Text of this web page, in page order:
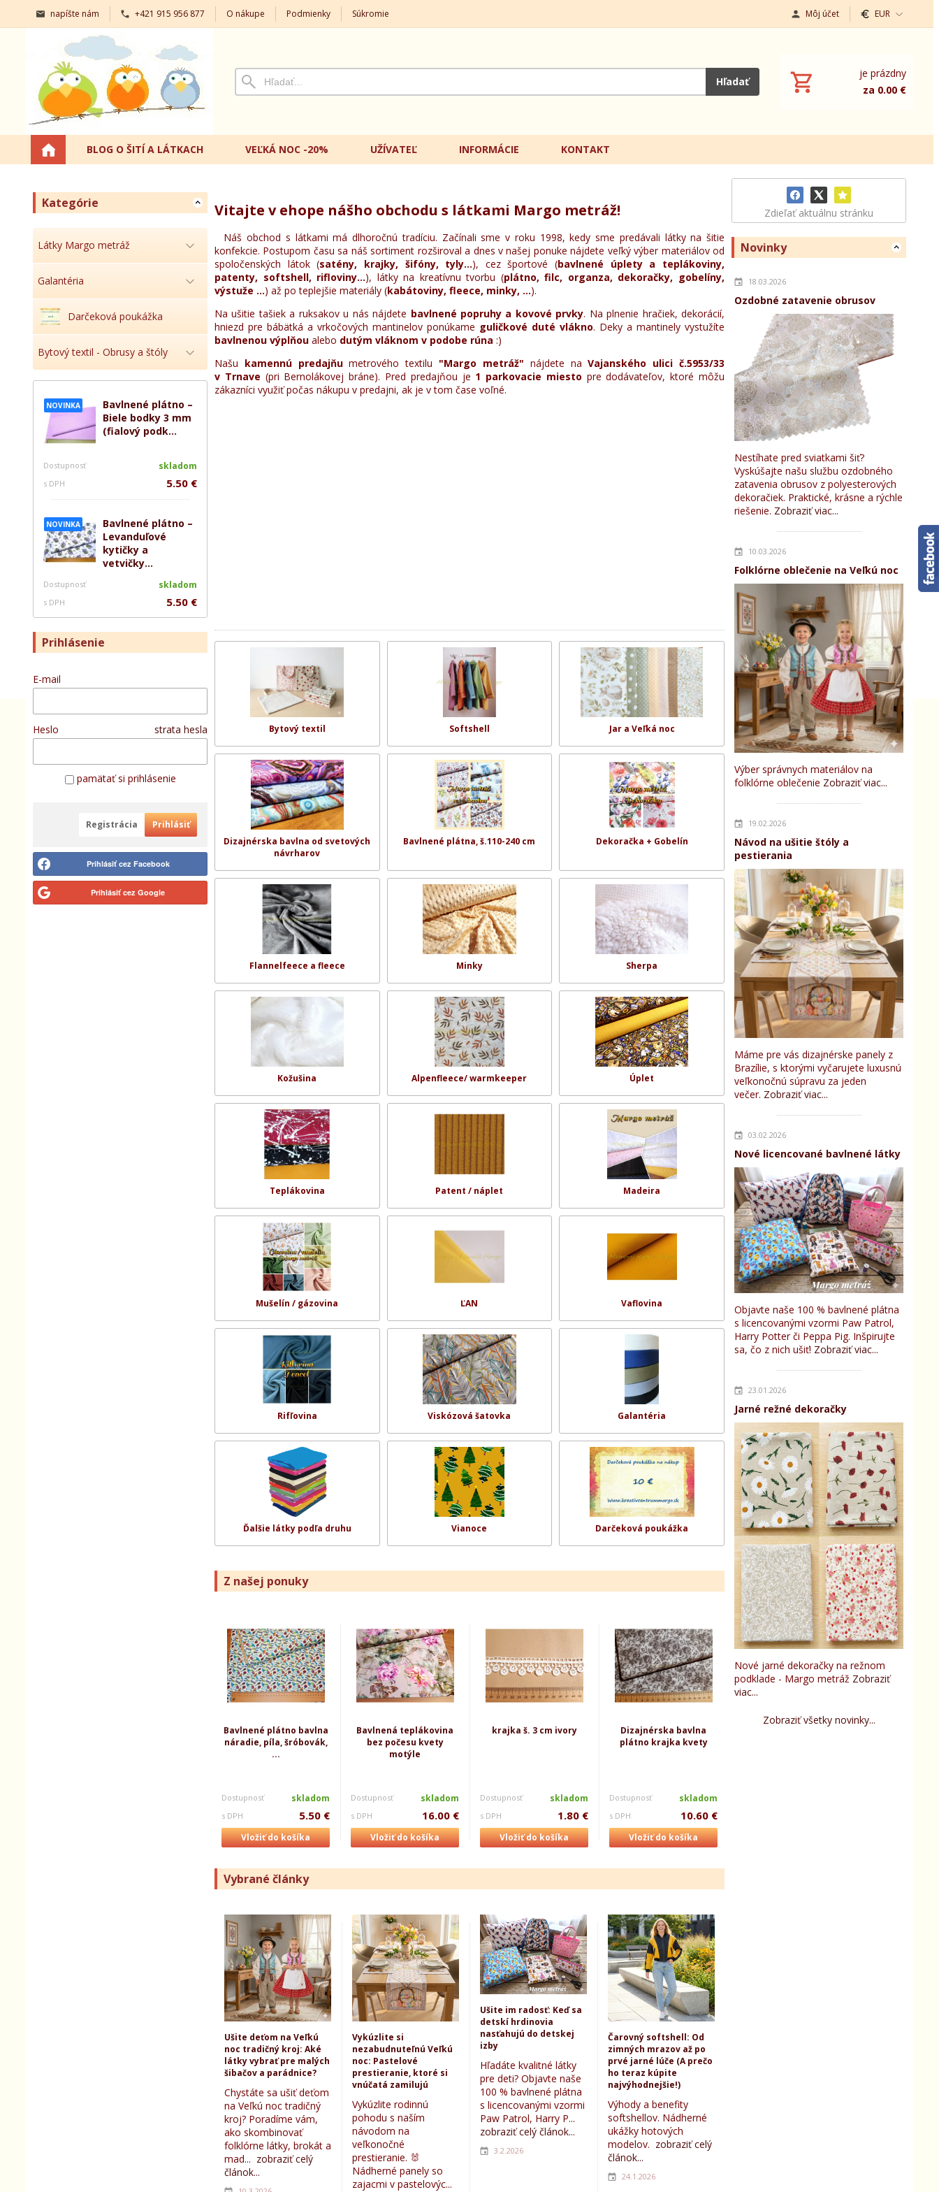
napíšte nám +421 915 956 877 O nákupe Podmienky Súkromie Môj účet EUR
Hľadať
je prázdny
za 0.00 €
BLOG O ŠITÍ A LÁTKACH VEĽKÁ NOC -20% UŽÍVATEĽ INFORMÁCIE KONTAKT
Kategórie
Látky Margo metráž
Galantéria
Darčeková poukážka
Bytový textil - Obrusy a štóly
NOVINKA
Bavlnené plátno –
Biele bodky 3 mm
(fialový podk...
Dostupnosť skladom
s DPH 5.50 €
NOVINKA
Bavlnené plátno –
Levanduľové
kytičky a
vetvičky...
Dostupnosť skladom
s DPH 5.50 €
Prihlásenie
E-mail
Heslo strata hesla
pamätať si prihlásenie
Registrácia Prihlásiť
Prihlásiť cez Facebook
Prihlásiť cez Google
Zdieľať aktuálnu stránku
Novinky
18.03.2026
Ozdobné zatavenie obrusov
Nestíhate pred sviatkami šiť?
Vyskúšajte našu službu ozdobného
zatavenia obrusov z polyesterových
dekoračiek. Praktické, krásne a rýchle
riešenie. Zobraziť viac...
10.03.2026
Folklórne oblečenie na Veľkú noc
Výber správnych materiálov na
folklórne oblečenie Zobraziť viac...
19.02.2026
Návod na ušitie štóly a
pestierania
Máme pre vás dizajnérske panely z
Brazílie, s ktorými vyčarujete luxusnú
veľkonočnú súpravu za jeden
večer. Zobraziť viac...
03.02.2026
Nové licencované bavlnené látky
Objavte naše 100 % bavlnené plátna
s licencovanými vzormi Paw Patrol,
Harry Potter či Peppa Pig. Inšpirujte
sa, čo z nich ušiť! Zobraziť viac...
23.01.2026
Jarné režné dekoračky
Nové jarné dekoračky na režnom
podklade - Margo metráž Zobraziť
viac...
Zobraziť všetky novinky...
Vitajte v ehope nášho obchodu s látkami Margo metráž!
Náš obchod s látkami má dlhoročnú tradíciu. Začínali sme v roku 1998, kedy sme predávali látky na šitie
konfekcie. Postupom času sa náš sortiment rozširoval a dnes v našej ponuke nájdete veľký výber materiálov od
spoločenských látok (satény, krajky, šifóny, tyly...), cez športové (bavlnené úplety a teplákoviny,
patenty, softshell, rifloviny...), látky na kreatívnu tvorbu (plátno, filc, organza, dekoračky, gobelíny,
výstuže ...) až po teplejšie materiály (kabátoviny, fleece, minky, ...).
Na ušitie tašiek a ruksakov u nás nájdete bavlnené popruhy a kovové prvky. Na plnenie hračiek, dekorácií,
hniezd pre bábätká a vrkočových mantinelov ponúkame guličkové duté vlákno. Deky a mantinely vystužíte
bavlnenou výplňou alebo dutým vláknom v podobe rúna :)
Našu kamennú predajňumetrového textilu "Margo metráž" nájdete naVajanského ulici č.5953/33
v Trnave (pri Bernolákovej bráne). Pred predajňou je 1 parkovacie miesto pre dodávateľov, ktoré môžu
zákazníci využiť počas nákupu v predajni, ak je v tom čase voľné.
Bytový textil Softshell Jar a Veľká noc
Dizajnérska bavlna od svetových
návrharov
Bavlnené plátna, š.110-240 cm Dekoračka + Gobelín
Flannelfeece a fleece Minky Sherpa
Kožušina Alpenfleece/ warmkeeper Úplet
Teplákovina Patent / náplet Madeira
Mušelín / gázovina ĽAN Vaflovina
Rifľovina Viskózová šatovka Galantéria
Ďalšie látky podľa druhu Vianoce Darčeková poukážka
Z našej ponuky
Bavlnené plátno bavlna
náradie, píla, šróbovák,
...
Dostupnosť skladom
s DPH 5.50 €
Vložiť do košíka
Bavlnená teplákovina
bez počesu kvety
motýle
Dostupnosť skladom
s DPH 16.00 €
Vložiť do košíka
krajka š. 3 cm ivory
Dostupnosť skladom
s DPH 1.80 €
Vložiť do košíka
Dizajnérska bavlna
plátno krajka kvety
Dostupnosť skladom
s DPH 10.60 €
Vložiť do košíka
Dizajnérsky panel šípy a
-24%
Vybrané články
Ušite deťom na Veľkú
noc tradičný kroj: Aké
látky vybrať pre malých
šibačov a parádnice?
Chystáte sa ušiť deťom
na Veľkú noc tradičný
kroj? Poradíme vám,
ako skombinovať
folklórne látky, brokát a
mad... zobraziť celý
článok...
Vykúzlite si
nezabudnuteľnú Veľkú
noc: Pastelové
prestieranie, ktoré si
vnúčatá zamilujú
Vykúzlite rodinnú
pohodu s naším
návodom na
veľkonočné
prestieranie. 🐰
Nádherné panely so
zajacmi v pastelovýc...
Ušite im radosť: Keď sa
detskí hrdinovia
nasťahujú do detskej
izby
Hľadáte kvalitné látky
pre deti? Objavte naše
100 % bavlnené plátna
s licencovanými vzormi
Paw Patrol, Harry P...
zobraziť celý článok...
3.2.2026
Čarovný softshell: Od
zimných mrazov až po
prvé jarné lúče (A prečo
ho teraz kúpite
najvýhodnejšie!)
Výhody a benefity
softshellov. Nádherné
ukážky hotových
modelov. zobraziť celý
článok...
24.1.2026